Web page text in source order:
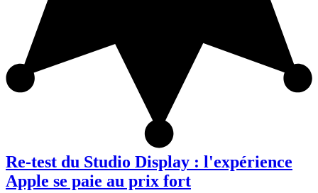
Re-test du Studio Display : l'expérience
Apple se paie au prix fort